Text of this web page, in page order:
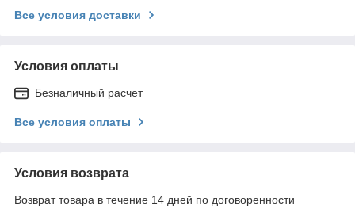
Все условия доставки
Условия оплаты
Безналичный расчет
Все условия оплаты
Условия возврата
Возврат товара в течение 14 дней по договоренности